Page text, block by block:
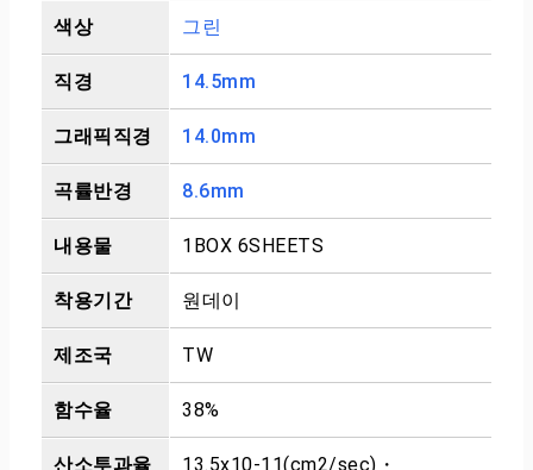
색상 그린
직경 14.5mm
그래픽직경 14.0mm
곡률반경 8.6mm
내용물 1BOX 6SHEETS
착용기간 원데이
제조국 TW
함수율 38%
산소투과율 13.5x10-11(cm2/sec)・